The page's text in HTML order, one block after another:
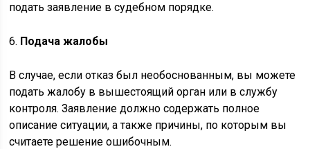
подать заявление в судебном порядке.
6. Подача жалобы
В случае, если отказ был необоснованным, вы можете
подать жалобу в вышестоящий орган или в службу
контроля. Заявление должно содержать полное
описание ситуации, а также причины, по которым вы
считаете решение ошибочным.